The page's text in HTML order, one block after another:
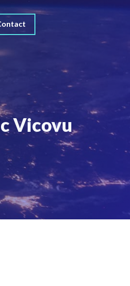
Vicovu